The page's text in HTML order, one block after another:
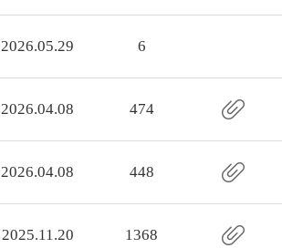
2026.05.29 6
2026.04.08 474
2026.04.08 448
2025.11.20 1368